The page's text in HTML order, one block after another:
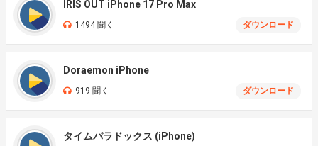
IRIS OUT iPhone 17 Pro Max
1494 聞く ダウンロード
Doraemon iPhone
919 聞く ダウンロード
タイムパラドックス (iPhone)